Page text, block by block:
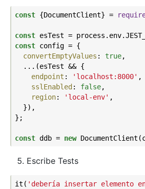
const {DocumentClient} =
const
const config = {
convertEmptyValues : true,
  ...(esTest && {
endpoint : 'localhost:8000' ,
sslEnabled: false,
region: 'local-env' ,
  }),
};
const ddb = new
Escribe Tests
it( 'debería insertar elemento